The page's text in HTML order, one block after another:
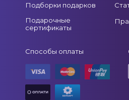
Подборки подарков
Подарочные
сертификаты
Способы оплаты